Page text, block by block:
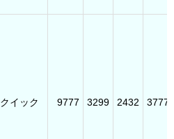
クイック 9777 3299 2432 3777